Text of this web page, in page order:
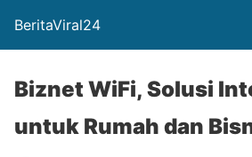
BeritaViral24
Biznet WiFi, Solusi
untuk Rumah dan